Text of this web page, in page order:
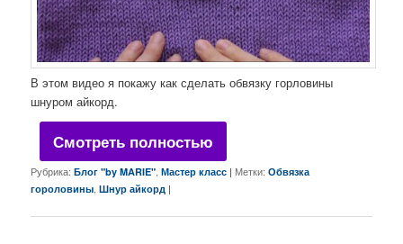
В этом видео я покажу как сделать обвязку горловины
шнуром айкорд.
Смотреть полностью
Рубрика: Блог "by MARIE" ,Мастер класс | Метки: Обвязка
гороловины ,Шнур айкорд |